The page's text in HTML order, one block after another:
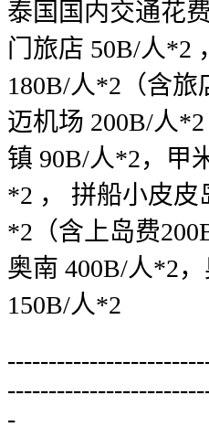
泰国国内交通花
门旅店 50B/人*2
180B/人*2（含旅
迈机场 200B/人
镇 90B/人*2，甲
*2 ， 拼船小皮皮
*2（含上岛费
奥南 400B/人*2
150B/人*2
-